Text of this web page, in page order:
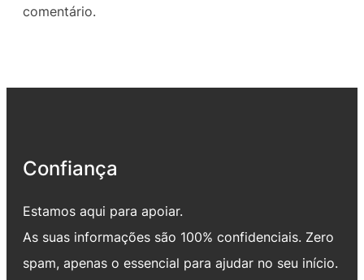
comentário.
Confiança
Estamos aqui para apoiar.
As suas informações são 100% confidenciais. Zero
spam, apenas o essencial para ajudar no seu início.